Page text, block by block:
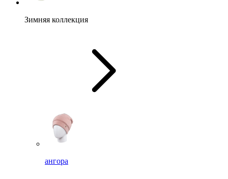
Зимняя коллекция
ангора